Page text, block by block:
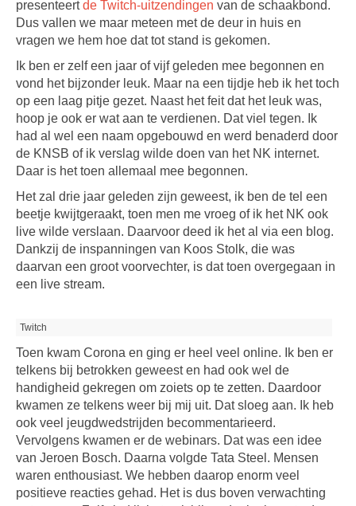
presenteertde Twitch-uitzendingen van de schaakbond.
Dus vallen we maar meteen met de deur in huis en
vragen we hem hoe dat tot stand is gekomen.
Ik ben er zelf een jaar of vijf geleden mee begonnen en
vond het bijzonder leuk. Maar na een tijdje heb ik het toch
op een laag pitje gezet. Naast het feit dat het leuk was,
hoop je ook er wat aan te verdienen. Dat viel tegen. Ik
had al wel een naam opgebouwd en werd benaderd door
de KNSB of ik verslag wilde doen van het NK internet.
Daar is het toen allemaal mee begonnen.
Het zal drie jaar geleden zijn geweest, ik ben de tel een
beetje kwijtgeraakt, toen men me vroeg of ik het NK ook
live wilde verslaan. Daarvoor deed ik het al via een blog.
Dankzij de inspanningen van Koos Stolk, die was
daarvan een groot voorvechter, is dat toen overgegaan in
een live stream.
Twitch
Toen kwam Corona en ging er heel veel online. Ik ben er
telkens bij betrokken geweest en had ook wel de
handigheid gekregen om zoiets op te zetten. Daardoor
kwamen ze telkens weer bij mij uit. Dat sloeg aan. Ik heb
ook veel jeugdwedstrijden becommentarieerd.
Vervolgens kwamen er de webinars. Dat was een idee
van Jeroen Bosch. Daarna volgde Tata Steel. Mensen
waren enthousiast. We hebben daarop enorm veel
positieve reacties gehad. Het is dus boven verwachting